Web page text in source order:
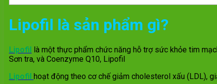
Lipofil là sản phẩm gì?
Lipofil là một thực phẩm chức năng hỗ trợ sức khỏe tim
Sơn tra, và Coenzyme Q10, Lipofil
Lipofil hoạt động theo cơ chế giảm cholesterol xấu (LDL),